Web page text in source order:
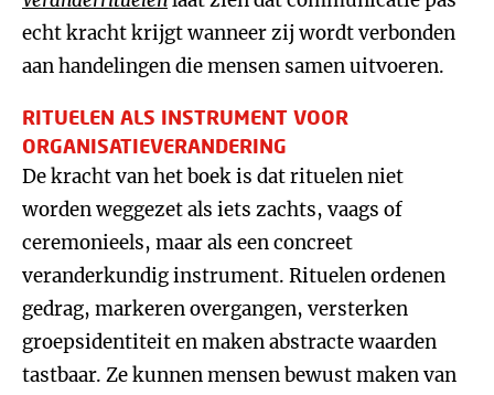
echt kracht krijgt wanneer zij wordt verbonden
aan handelingen die mensen samen uitvoeren.
RITUELEN ALS INSTRUMENT VOOR
ORGANISATIEVERANDERING
De kracht van het boek is dat rituelen niet
worden weggezet als iets zachts, vaags of
ceremonieels, maar als een concreet
veranderkundig instrument. Rituelen ordenen
gedrag, markeren overgangen, versterken
groepsidentiteit en maken abstracte waarden
tastbaar. Ze kunnen mensen bewust maken van